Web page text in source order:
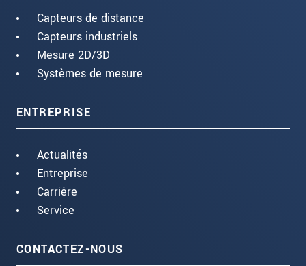
Capteurs de distance
Capteurs industriels
Mesure 2D/3D
Systèmes de mesure
ENTREPRISE
Actualités
Entreprise
Carrière
Service
CONTACTEZ-NOUS